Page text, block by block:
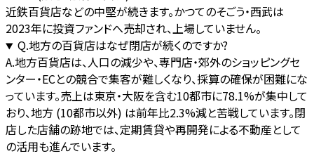
近鉄百貨店などの中堅が続きます。かつてのそごう・西武は
2023年に投資ファンドへ売却され、上場していません。
Q.地方の百貨店はなぜ閉店が続くのですか?
A.地方百貨店は、人口の減少や、専門店・郊外のショッピングセ
ンター・ECとの競合で集客が難しくなり、採算の確保が困難にな
っています。売上は東京・大阪を含む10都市に78.1%が集中して
おり、地方 (10都市以外) は前年比2.3%減と苦戦しています。閉
店した店舗の跡地では、定期賃貸や再開発による不動産として
の活用も進んでいます。